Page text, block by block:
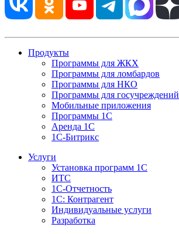
Продукты
Программы для ЖКХ
Программы для ломбардов
Программы для НКО
Программы для госучреждений
Мобильные приложения
Программы 1С
Аренда 1С
1С-Битрикс
Услуги
Установка программ 1С
ИТС
1С-Отчетность
1С: Контрагент
Индивидуальные услуги
Разработка